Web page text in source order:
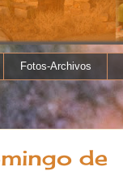
Fotos-Archivos
de